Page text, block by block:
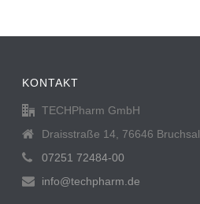
KONTAKT
TECHPharm GmbH
Draisstraße 14, 76646 Bruchsal
07251 72484-00
info@techpharm.de